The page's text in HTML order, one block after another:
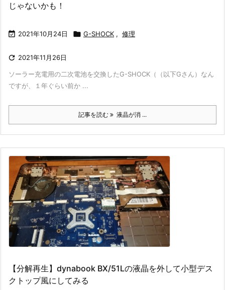
じゃないかも！
 2021年10月24日  G-SHOCK , 修理
 2021年11月26日
ソーラー充電用の二次電池を交換したG-SHOCK（（以下Gさん）なん
ですが、１年ぐらい前か ...
記事を読む 液晶が消 ...
【分解再生】dynabook BX/51Lの液晶を外して小型デス
クトップ風にしてみる